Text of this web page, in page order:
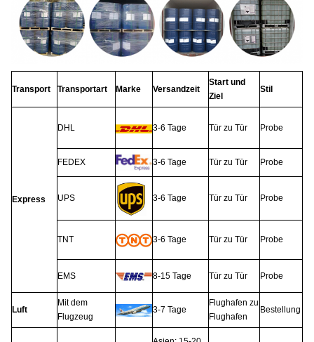
Transport Transportart Marke Versandzeit
Start und
Ziel
Stil
Express
DHL 3-6 Tage Tür zu Tür Probe
FEDEX 3-6 Tage Tür zu Tür Probe
UPS 3-6 Tage Tür zu Tür Probe
TNT 3-6 Tage Tür zu Tür Probe
EMS 8-15 Tage Tür zu Tür Probe
Luft
Mit dem
Flugzeug
3-7 Tage
Flughafen zu
Flughafen
Bestellung